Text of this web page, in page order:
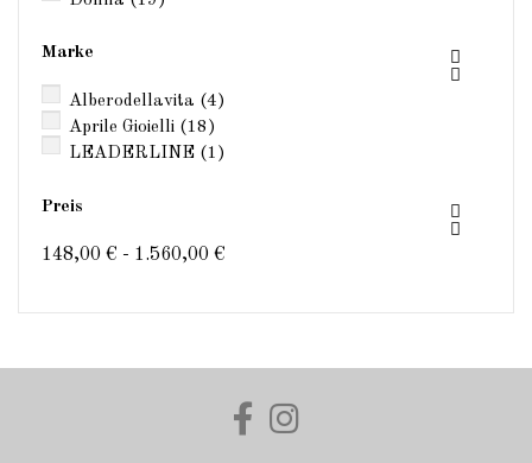
Marke


Alberodellavita (4)
Aprile Gioielli (18)
LEADERLINE (1)
Preis


148,00 € - 1.560,00 €